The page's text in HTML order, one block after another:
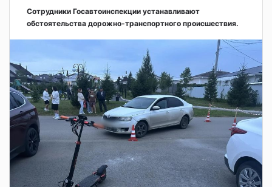
Сотрудники Госавтоинспекции устанавливают
обстоятельства дорожно-транспортного происшествия.